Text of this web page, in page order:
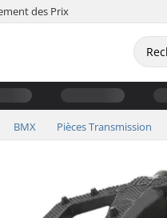
des Prix
BMX Pièces Transmission